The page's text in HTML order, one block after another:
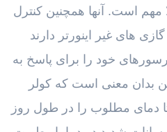
مهم است. آنها همچنین کنترل
های غیر اینورتر دارند
خود را برای پاسخ به
بدان معنی است که کولر
دمای مطلوب را در طول روز